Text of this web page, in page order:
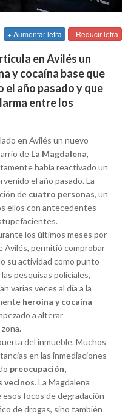
+ Aumentar letra - Reducir letra
en Avilés un
y cocaína base que
el año pasado y que
entre los
en Avilés un nuevo
de La Magdalena,
había reactivado un
el año pasado. La
de cuatro personas, un
ellos con antecedentes
los últimos meses por
Avilés, permitió comprobar
su actividad como punto
pesquisas policiales,
varias veces al día a la
heroína y cocaína
a alterar
del inmueble. Muchos
en las inmediaciones
preocupación,
vecinos. La Magdalena
focos de degradación
de drogas, sino también